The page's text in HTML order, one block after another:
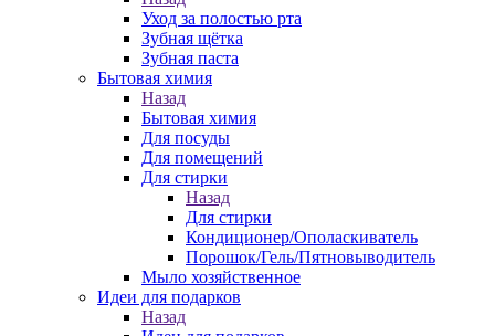
Уход за полостью рта
Зубная щётка
Зубная паста
Бытовая химия
Назад
Бытовая химия
Для посуды
Для помещений
Для стирки
Назад
Для стирки
Кондиционер/Ополаскиватель
Порошок/Гель/Пятновыводитель
Мыло хозяйственное
Идеи для подарков
Назад